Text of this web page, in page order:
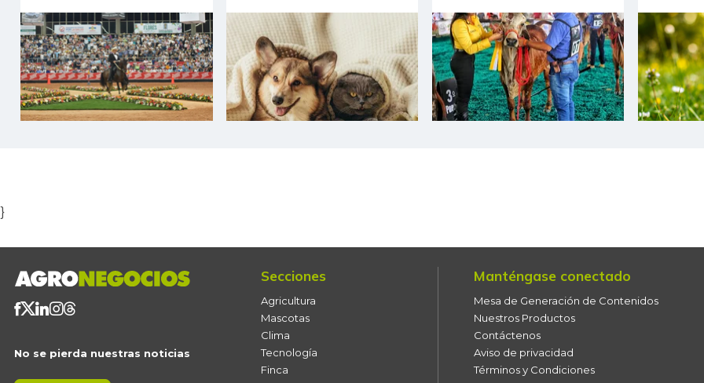
Bagre rayado entero fresco
Banano Bocadillo
Banano Urabá
Bocadillo veleño
Bola de brazo de res
Bola de pierna de res
}
No se pierda nuestras noticias
Secciones
Agricultura
Mascotas
Clima
Tecnología
Finca
Manténgase conectado
Mesa de Generación de Contenidos
Nuestros Productos
Contáctenos
Aviso de privacidad
Términos y Condiciones